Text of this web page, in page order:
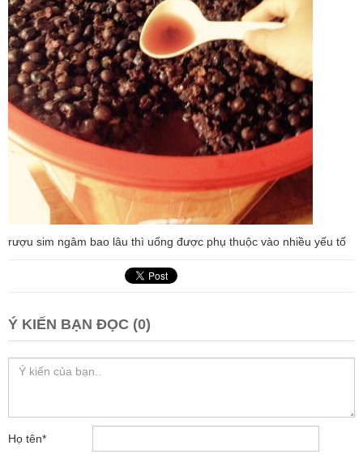
rượu sim ngâm bao lâu thì uống được phụ thuộc vào nhiều yếu tố
Ý KIẾN BẠN ĐỌC (0)
Họ tên*